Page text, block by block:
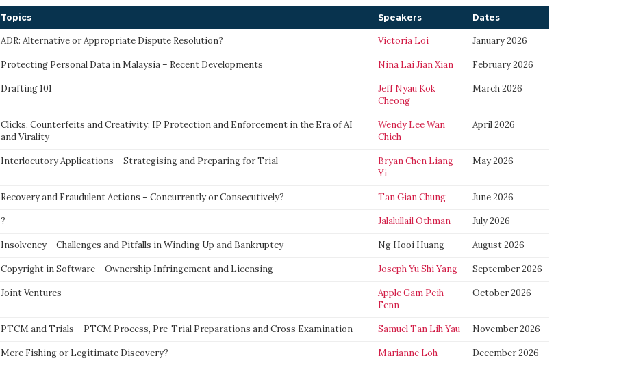
Topics Speakers Dates
ADR: Alternative or Appropriate Dispute Resolution? Victoria Loi January 2026
Protecting Personal Data in Malaysia – Recent Developments Nina Lai Jian Xian February 2026
Drafting 101
Jeff Nyau Kok
Cheong
March 2026
Clicks, Counterfeits and Creativity: IP Protection and Enforcement in the Era of AI
and Virality
Wendy Lee Wan
Chieh
April 2026
Interlocutory Applications – Strategising and Preparing for Trial
Bryan Chen Liang
Yi
May 2026
Recovery and Fraudulent Actions – Concurrently or Consecutively? Tan Gian Chung June 2026
? Jalalullail Othman July 2026
Insolvency – Challenges and Pitfalls in Winding Up and Bankruptcy Ng Hooi Huang August 2026
Copyright in Software – Ownership Infringement and Licensing Joseph Yu Shi Yang September 2026
Joint Ventures
Apple Gam Peih
Fenn
October 2026
PTCM and Trials – PTCM Process, Pre-Trial Preparations and Cross Examination Samuel Tan Lih Yau November 2026
Mere Fishing or Legitimate Discovery? Marianne Loh December 2026